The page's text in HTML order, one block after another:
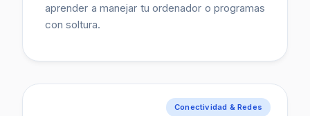
aprender a manejar tu ordenador o programas
con soltura.
Conectividad & Redes